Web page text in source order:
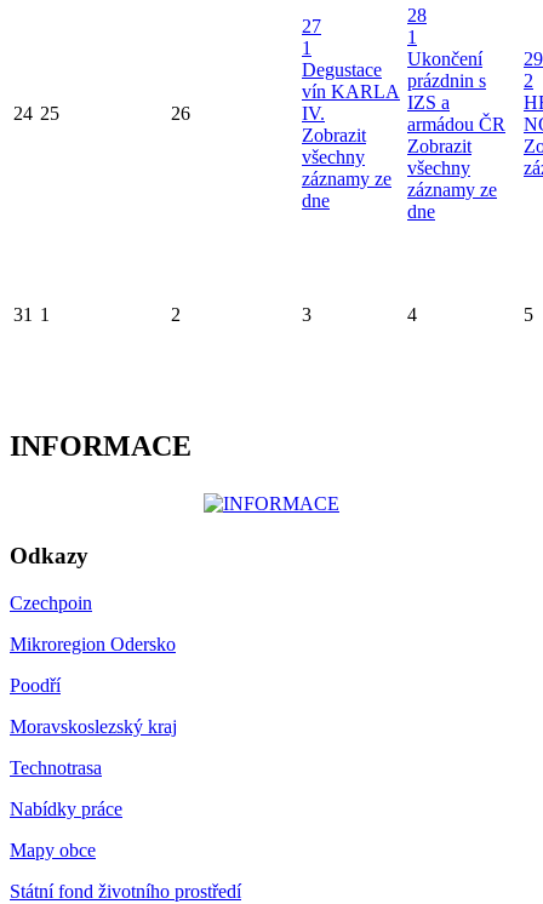
24 25 26
27
1
Degustace
vín KARLA
IV.
Zobrazit
všechny
záznamy ze
dne
28
1
Ukončení
prázdnin s
IZS a
armádou ČR
Zobrazit
všechny
záznamy ze
dne
29
2
31 1 2 3 4 5
INFORMACE
Odkazy
Czechpoin
Mikroregion Odersko
Poodří
Moravskoslezský kraj
Technotrasa
Nabídky práce
Mapy obce
Státní fond životního prostředí